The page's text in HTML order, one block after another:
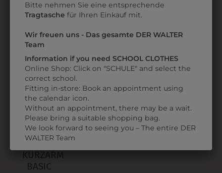
€ 59,90
€ 69,90
ZULETZT ANGESEHEN
366661120090
HEMD
KURZARM
BASIC
Bitte nehmen Sie eine entsprechende
Tragtasche für Ihren Einkauf mit.
Wir freuen uns - Das gesamte DER WALTER
Team
Information if you need SCHOOL CLOTHES
Online Shop: Click on "SCHULE" and select the
correct school.
Fitting in-store: Book an appointment using
the calendar icon.
Without an appointment, there may be a wait.
Please bring a suitable shopping bag.
We look forward to seeing you – The entire DER
WALTER Team